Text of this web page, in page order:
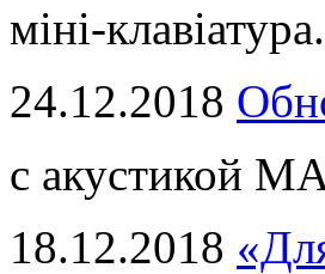
міні-
24.12.2018
с акустикой
18.12.2018